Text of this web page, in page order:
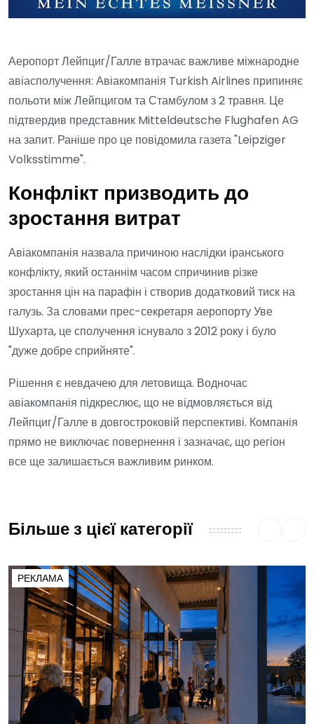
Аеропорт Лейпциг/Галле втрачає важливе міжнародне
авіасполучення: Авіакомпанія Turkish Airlines припиняє
польоти між Лейпцигом та Стамбулом з 2 травня. Це
підтвердив представник Mitteldeutsche Flughafen AG
на запит. Раніше про це повідомила газета "Leipziger
Volksstimme".
Конфлікт призводить до
зростання витрат
Авіакомпанія назвала причиною наслідки іранського
конфлікту, який останнім часом спричинив різке
зростання цін на парафін і створив додатковий тиск на
галузь. За словами прес-секретаря аеропорту Уве
Шухарта, це сполучення існувало з 2012 року і було
"дуже добре сприйняте".
Рішення є невдачею для летовища. Водночас
авіакомпанія підкреслює, що не відмовляється від
Лейпциг/Галле в довгостроковій перспективі. Компанія
прямо не виключає повернення і зазначає, що регіон
все ще залишається важливим ринком.
Більше з цієї категорії
РЕКЛАМА